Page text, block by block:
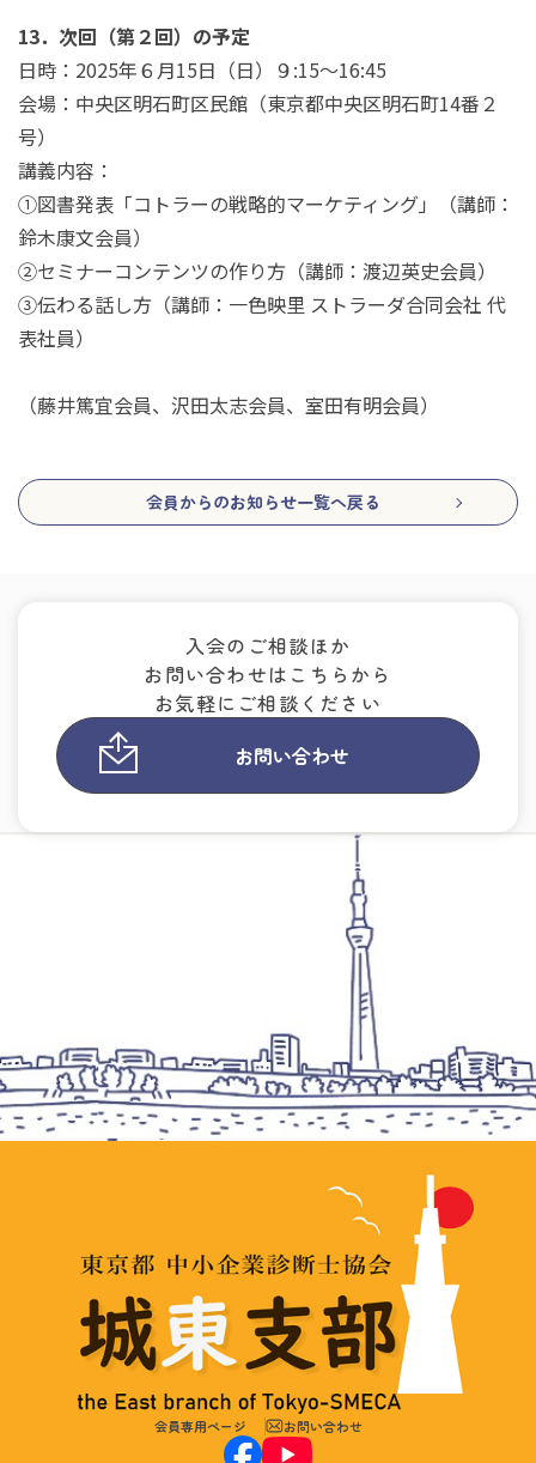
13．次回（第２回）の予定
日時：2025年６月15日（日）９:15～16:45
会場：中央区明石町区民館（東京都中央区明石町14番２
号）
講義内容：
①図書発表「コトラーの戦略的マーケティング」（講師：
鈴木康文会員）
②セミナーコンテンツの作り方（講師：渡辺英史会員）
③伝わる話し方（講師：一色映里 ストラーダ合同会社 代
表社員）
（藤井篤宜会員、沢田太志会員、室田有明会員）
会員からのお知らせ一覧へ戻る
入会のご相談ほか
お問い合わせはこちらから
お気軽にご相談ください
お問い合わせ
会員専用ページ お問い合わせ